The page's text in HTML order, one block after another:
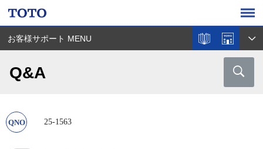
お客様サポート MENU
Q&A
25-1563